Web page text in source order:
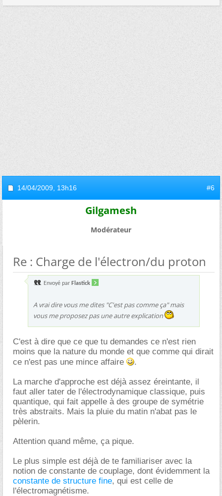
14/04/2009, 13h16 #6
Gilgamesh
Modérateur
Re : Charge de l'électron/du proton
Envoyé par Flastick
A vrai dire vous me dites "C'est pas comme ça" mais
vous me proposez pas une autre explication
C'est à dire que ce que tu demandes ce n'est rien
moins que la nature du monde et que comme qui dirait
ce n'est pas une mince affaire
.
La marche d'approche est déjà assez éreintante, il
faut aller tater de l'électrodynamique classique, puis
quantique, qui fait appelle à des groupe de symétrie
très abstraits. Mais la pluie du matin n'abat pas le
pèlerin.
Attention quand même, ça pique.
Le plus simple est déjà de te familiariser avec la
notion de constante de couplage, dont évidemment la
constante de structure fine, qui est celle de
l'électromagnétisme.